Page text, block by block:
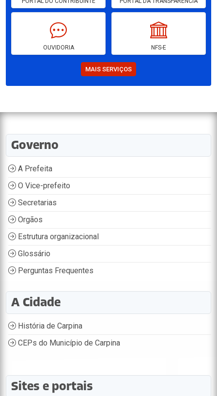
OUVIDORIA NFS-E
MAIS SERVIÇOS
Governo
A Prefeita
O Vice-prefeito
Secretarias
Orgãos
Estrutura organizacional
Glossário
Perguntas Frequentes
A Cidade
História de Carpina
CEPs do Município de Carpina
Sites e portais